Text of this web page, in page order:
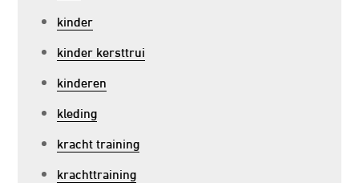
kinder
kinder kersttrui
kinderen
kleding
kracht training
krachttraining